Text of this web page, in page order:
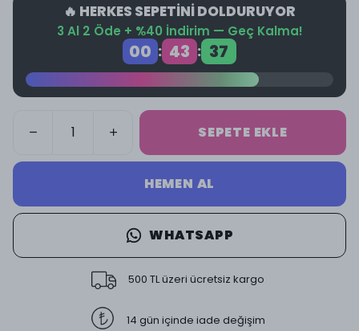
🔥 HERKES SEPETİNİ DOLDURUYOR
3 Al 2 Öde + %40 İndirim — Geç Kalma!
00 : 43 : 37
SEPETE EKLE
HEMEN AL
WHATSAPP
500 TL üzeri ücretsiz kargo
14 gün içinde iade değişim